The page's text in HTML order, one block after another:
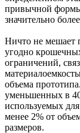
привычной
значительно
Ничто не мешает
угодно
ограничений,
объема
уменьшенных в
используемых для
менее 2% от
размеров.